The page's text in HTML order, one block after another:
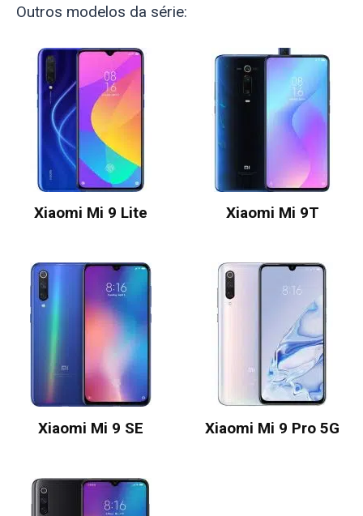
Outros modelos da série:
Xiaomi Mi 9 Lite Xiaomi Mi 9T
Xiaomi Mi 9 SE Xiaomi Mi 9 Pro 5G